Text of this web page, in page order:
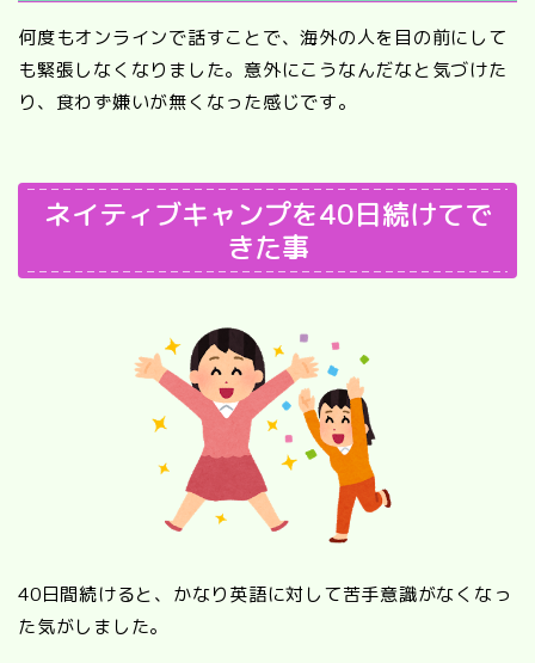
何度もオンラインで話すことで、海外の人を目の前にして
も緊張しなくなりました。意外にこうなんだなと気づけた
り、食わず嫌いが無くなった感じです。
ネイティブキャンプを40日続けてで
きた事
40日間続けると、かなり英語に対して苦手意識がなくなっ
た気がしました。